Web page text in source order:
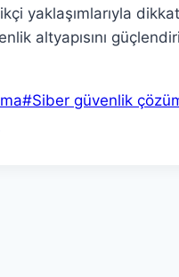
yaklaşımlarıyla
altyapısını
#Siber güvenlik